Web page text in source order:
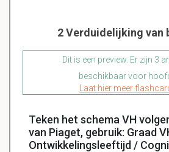
2 Verduidelijking van
Dit is een preview. Er zijn 3
beschikbaar voor
Laat hier meer
Teken het schema VH
van Piaget, gebruik: Graad
Ontwikkelingsleeftijd /